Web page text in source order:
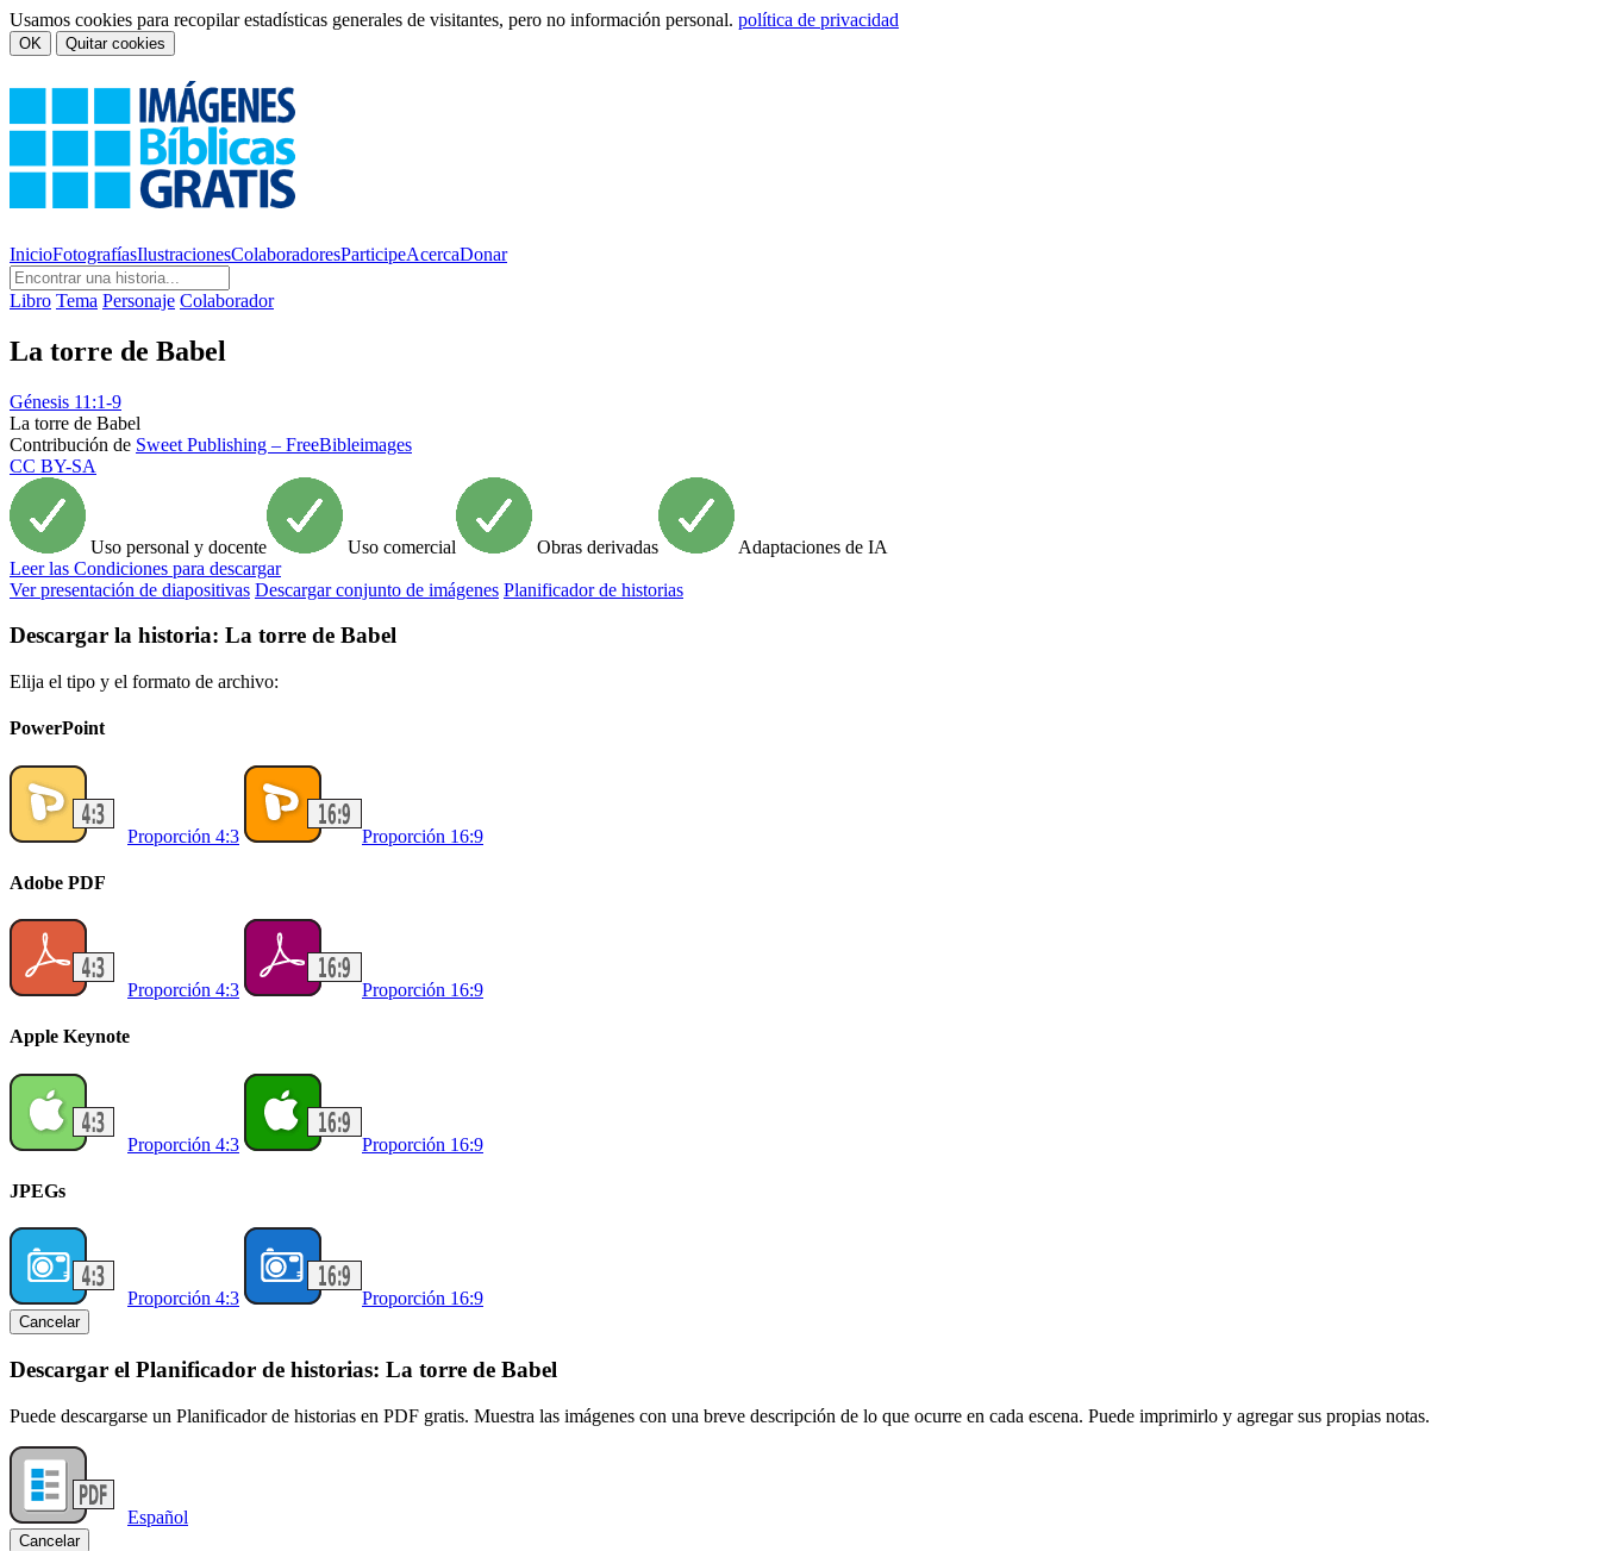
Usamos cookies para recopilar estadísticas generales de visitantes, pero no información personal. política de privacidad
OK Quitar cookies
InicioFotografíasIlustracionesColaboradoresParticipeAcercaDonar
Libro Tema Personaje Colaborador
La torre de Babel
Génesis 11:1-9
La torre de Babel
Contribución de Sweet Publishing – FreeBibleimages
CC BY-SA
Uso personal y docente Uso comercial Obras derivadas
Adaptaciones de IA
Leerlas Condiciones para descargar
Ver presentación de diapositivas Descargar conjunto de imágenes Planificador de historias
Descargar la historia: La torre de Babel
Elija el tipo y el formato de archivo:
PowerPoint
Proporción 4:3 Proporción 16:9
Adobe PDF
Proporción 4:3 Proporción 16:9
Apple Keynote
Proporción 4:3 Proporción 16:9
JPEGs
Proporción 4:3 Proporción 16:9
Cancelar
Descargar el Planificador de historias: La torre de Babel
Puede descargarse un Planificador de historias en PDF gratis. Muestra las imágenes con una breve descripción de lo que ocurre en cada escena. Puede imprimirlo y agregar sus propias notas.
Español
Cancelar